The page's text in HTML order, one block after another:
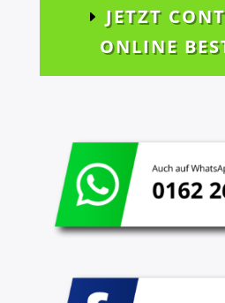
JETZT
ONLINE